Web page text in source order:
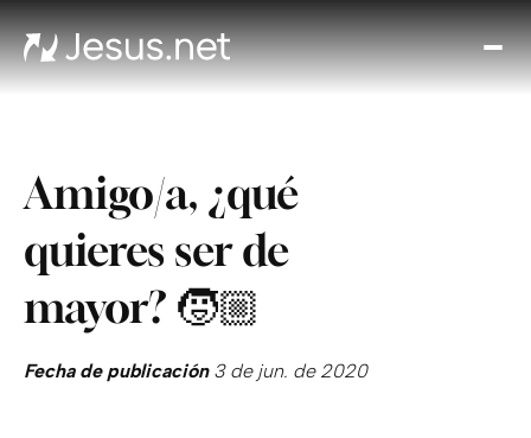
Amigo/a, ¿qué
quieres ser de
mayor? 🧒🏼
Fecha de publicación3 de jun. de 2020